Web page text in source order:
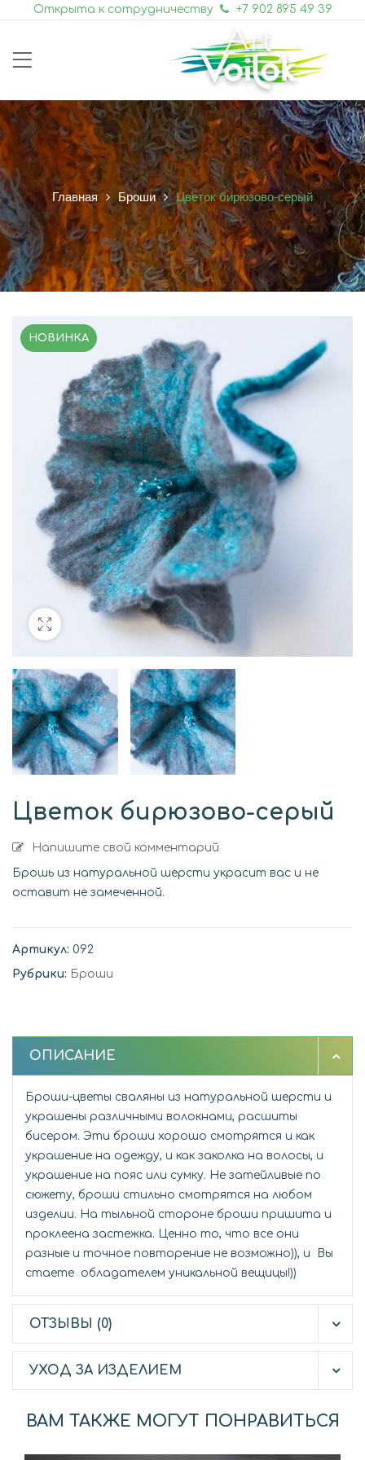
Открыта к сотрудничеству +7 902 895 49 39
Главная Броши Цветок бирюзово-серый
НОВИНКА
Цветок бирюзово-серый
Напишите свой комментарий
Брошь из натуральной шерсти украсит вас и не
оставит не замеченной.
Артикул: 092
Рубрики: Броши
ОПИСАНИЕ
Броши-цветы сваляны из натуральной шерсти и
украшены различными волокнами, расшиты
бисером. Эти броши хорошо смотрятся и как
украшение на одежду, и как заколка на волосы, и
украшение на пояс или сумку. Не затейливые по
сюжету, броши стильно смотрятся на любом
изделии. На тыльной стороне броши пришита и
проклеена застежка. Ценно то, что все они
разные и точное повторение не возможно)), и Вы
стаете обладателем уникальной вещицы!))
ОТЗЫВЫ (0)
УХОД ЗА ИЗДЕЛИЕМ
ВАМ ТАКЖЕ МОГУТ ПОНРАВИТЬСЯ